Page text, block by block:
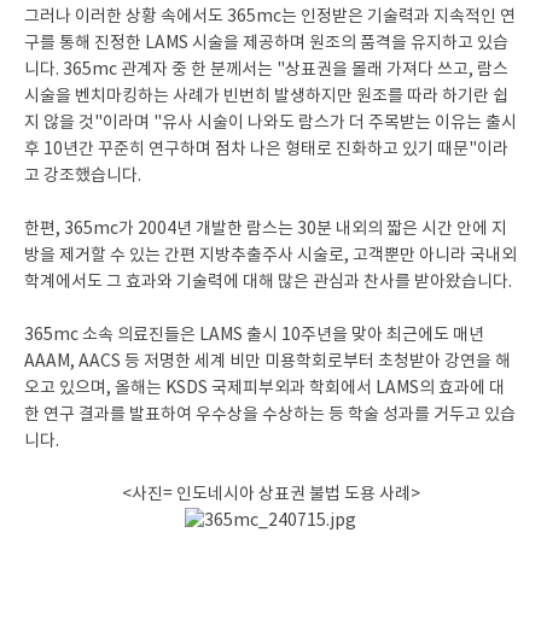
그러나 이러한 상황 속에서도 365mc는 인정받은 기술력과 지속적인 연
구를 통해 진정한 LAMS 시술을 제공하며 원조의 품격을 유지하고 있습
니다. 365mc 관계자 중 한 분께서는 "상표권을 몰래 가져다 쓰고, 람스
시술을 벤치마킹하는 사례가 빈번히 발생하지만 원조를 따라 하기란 쉽
지 않을 것"이라며 "유사 시술이 나와도 람스가 더 주목받는 이유는 출시
후 10년간 꾸준히 연구하며 점차 나은 형태로 진화하고 있기 때문"이라
고 강조했습니다.
한편, 365mc가 2004년 개발한 람스는 30분 내외의 짧은 시간 안에 지
방을 제거할 수 있는 간편 지방추출주사 시술로, 고객뿐만 아니라 국내외
학계에서도 그 효과와 기술력에 대해 많은 관심과 찬사를 받아왔습니다.
365mc 소속 의료진들은 LAMS 출시 10주년을 맞아 최근에도 매년
AAAM, AACS 등 저명한 세계 비만 미용학회로부터 초청받아 강연을 해
오고 있으며, 올해는 KSDS 국제피부외과 학회에서 LAMS의 효과에 대
한 연구 결과를 발표하여 우수상을 수상하는 등 학술 성과를 거두고 있습
니다.
<사진= 인도네시아 상표권 불법 도용 사례>